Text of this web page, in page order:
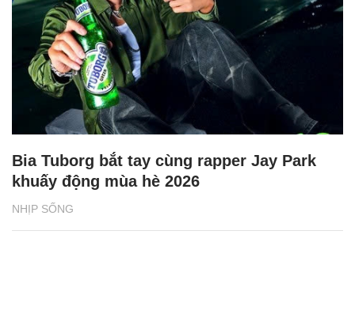
NHỊP SỐNG
Bia Tuborg bắt tay cùng rapper Jay Park
khuấy động mùa hè 2026